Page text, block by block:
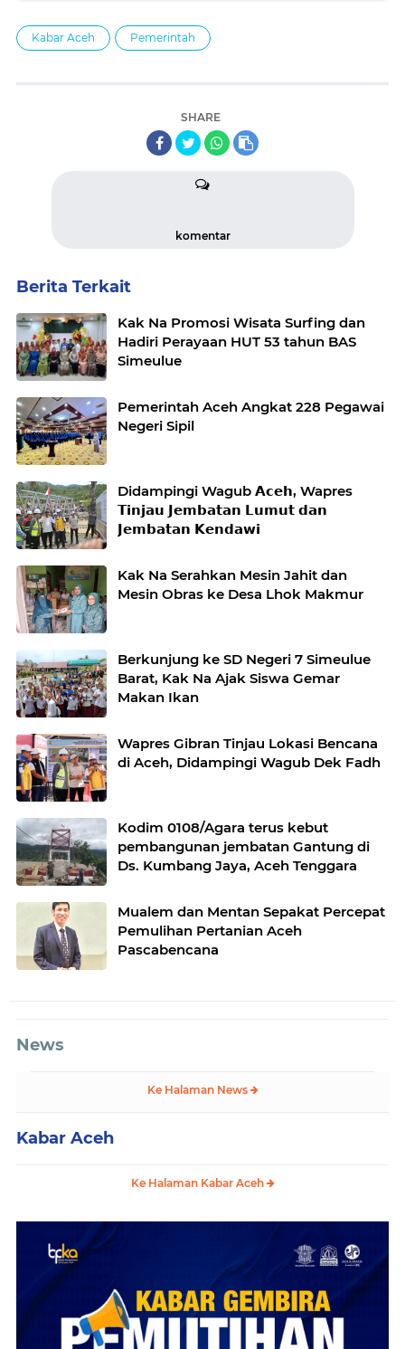
Kabar Aceh Pemerintah
SHARE
komentar
Berita Terkait
Kak Na Promosi Wisata Surfing dan
Hadiri Perayaan HUT 53 tahun BAS
Simeulue
Pemerintah Aceh Angkat 228 Pegawai
Negeri Sipil
Didampingi Wagub 𝗔𝗰𝗲𝗵, Wapres
𝗧𝗶𝗻𝗷𝗮𝘂 𝗝𝗲𝗺𝗯𝗮𝘁𝗮𝗻 𝗟𝘂𝗺𝘂𝘁 𝗱𝗮𝗻
𝗝𝗲𝗺𝗯𝗮𝘁𝗮𝗻 𝗞𝗲𝗻𝗱𝗮𝘄𝗶
Kak Na Serahkan Mesin Jahit dan
Mesin Obras ke Desa Lhok Makmur
Berkunjung ke SD Negeri 7 Simeulue
Barat, Kak Na Ajak Siswa Gemar
Makan Ikan
Wapres Gibran Tinjau Lokasi Bencana
di Aceh, Didampingi Wagub Dek Fadh
Kodim 0108/Agara terus kebut
pembangunan jembatan Gantung di
Ds. Kumbang Jaya, Aceh Tenggara
Mualem dan Mentan Sepakat Percepat
Pemulihan Pertanian Aceh
Pascabencana
News
Ke Halaman News
Kabar Aceh
Ke Halaman Kabar Aceh